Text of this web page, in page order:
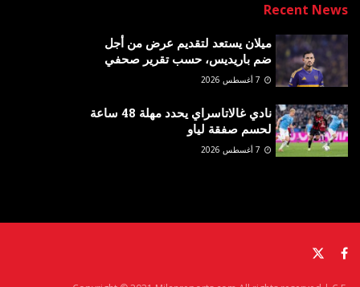
Recent News
ميلان يستعد لتقديم عرض من أجل
ضم باريديس، حسب تقرير صحفي
نادي غالاتاسراي يحدد مهلة 48 ساعة
لحسم صفقة لياو